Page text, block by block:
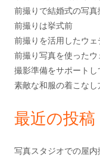
前撮りで結婚式の写
前撮りは挙式前
前撮りを活用したウ
前撮り写真を使った
撮影準備をサポート
素敵な和服の着こなし
最近の投稿
写真スタジオでの屋